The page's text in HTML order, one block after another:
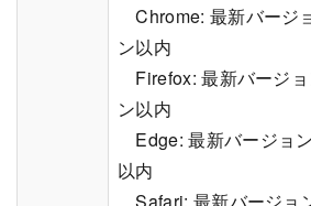
Chrome: 最新バージ
ン以内
Firefox: 最新バージ
ン以内
Edge: 最新バージョ
以内